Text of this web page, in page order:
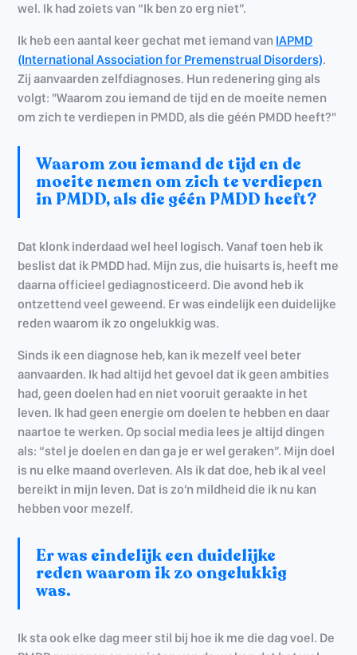
wel. Ik had zoiets van “Ik ben zo erg niet”.
Ik heb een aantal keer gechat met iemand van IAPMD
(International Association for Premenstrual Disorders).
Zij aanvaarden zelfdiagnoses. Hun redenering ging als
volgt: "Waarom zou iemand de tijd en de moeite nemen
om zich te verdiepen in PMDD, als die géén PMDD heeft?"
Waarom zou iemand de tijd en de
moeite nemen om zich te verdiepen
in PMDD, als die géén PMDD heeft?
Dat klonk inderdaad wel heel logisch. Vanaf toen heb ik
beslist dat ik PMDD had. Mijn zus, die huisarts is, heeft me
daarna officieel gediagnosticeerd. Die avond heb ik
ontzettend veel geweend. Er was eindelijk een duidelijke
reden waarom ik zo ongelukkig was.
Sinds ik een diagnose heb, kan ik mezelf veel beter
aanvaarden. Ik had altijd het gevoel dat ik geen ambities
had, geen doelen had en niet vooruit geraakte in het
leven. Ik had geen energie om doelen te hebben en daar
naartoe te werken. Op social media lees je altijd dingen
als: “stel je doelen en dan ga je er wel geraken”. Mijn doel
is nu elke maand overleven. Als ik dat doe, heb ik al veel
bereikt in mijn leven. Dat is zo’n mildheid die ik nu kan
hebben voor mezelf.
Er was eindelijk een duidelijke
reden waarom ik zo ongelukkig
was.
Ik sta ook elke dag meer stil bij hoe ik me die dag voel. De